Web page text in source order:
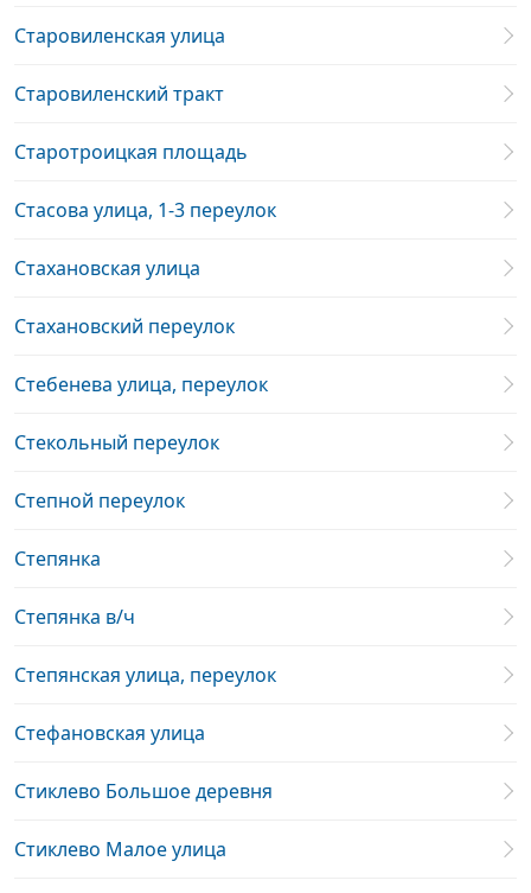
Старовиленская улица
Старовиленский тракт
Старотроицкая площадь
Стасова улица, 1-3 переулок
Стахановская улица
Стахановский переулок
Стебенева улица, переулок
Стекольный переулок
Степной переулок
Степянка
Степянка в/ч
Степянская улица, переулок
Стефановская улица
Стиклево Большое деревня
Стиклево Малое улица